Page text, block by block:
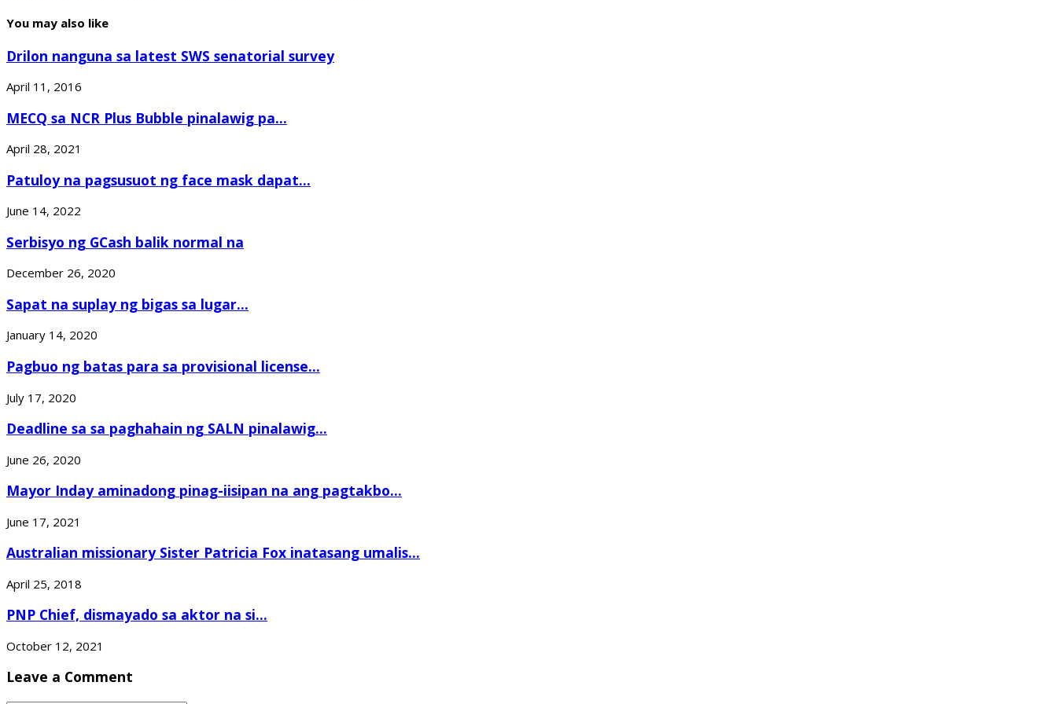
You may also like
Drilon nanguna sa latest SWS senatorial survey
April 11, 2016
MECQ sa NCR Plus Bubble pinalawig pa...
April 28, 2021
Patuloy na pagsusuot ng face mask dapat...
June 14, 2022
Serbisyo ng GCash balik normal na
December 26, 2020
Sapat na suplay ng bigas sa lugar...
January 14, 2020
Pagbuo ng batas para sa provisional license...
July 17, 2020
Deadline sa sa paghahain ng SALN pinalawig...
June 26, 2020
Mayor Inday aminadong pinag-iisipan na ang pagtakbo...
June 17, 2021
Australian missionary Sister Patricia Fox inatasang umalis...
April 25, 2018
PNP Chief, dismayado sa aktor na si...
October 12, 2021
Leave a Comment